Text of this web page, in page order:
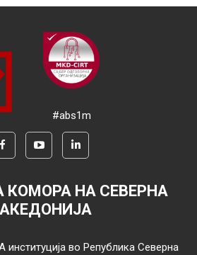
#abs1m
КОМОРА НА СЕВЕРНА
во Република Северна